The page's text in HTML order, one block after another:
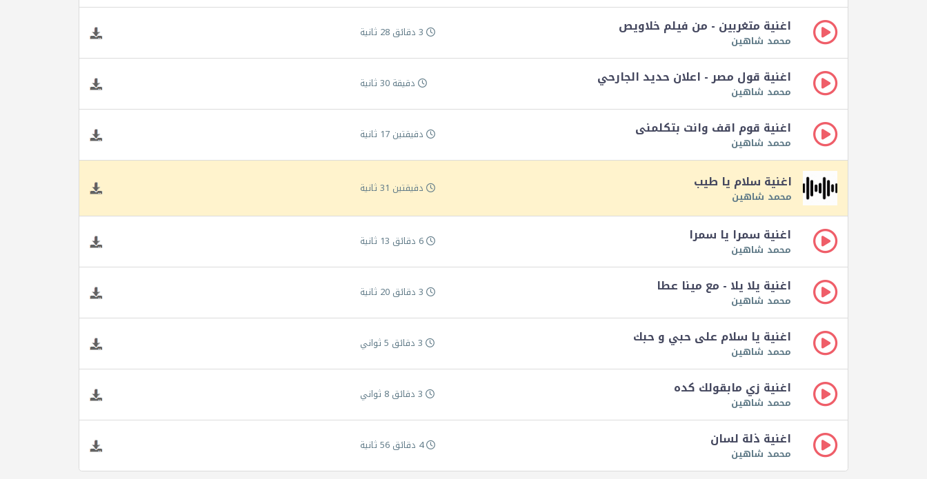
اغنية متغربين - من فيلم خلاويص
محمد شاهين
اغنية قول مصر - اعلان حديد الجارحي
محمد شاهين دقيقة 30 ثانية
اغنية قوم اقف وانت بتكلمنى
محمد شاهين دقيقتين 17 ثانية
اغنية سلام يا طيب
محمد شاهين دقيقتين 31 ثانية
اغنية سمرا يا سمرا
محمد شاهين 6 دقائق 13 ثانية
اغنية يلا يلا - مع مينا عطا
محمد شاهين
اغنية يا سلام على حبي و حبك
محمد شاهين
اغنية زي مابقولك كده
محمد شاهين
اغنية ذلة لسان
محمد شاهين 4 دقائق 56 ثانية